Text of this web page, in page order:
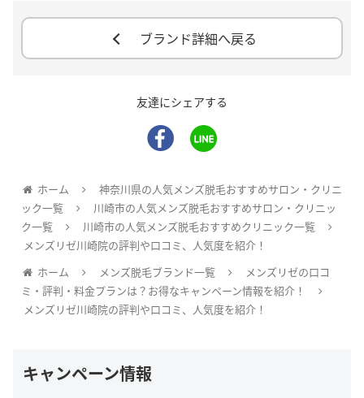
ブランド詳細へ戻る
友達にシェアする
ホーム
神奈川県の人気メンズ脱毛おすすめサロン・クリニ
ック一覧
川崎市の人気メンズ脱毛おすすめサロン・クリニッ
ク一覧
川崎市の人気メンズ脱毛おすすめクリニック一覧
メンズリゼ川崎院の評判や口コミ、人気度を紹介！
ホーム
メンズ脱毛ブランド一覧
メンズリゼの口コ
ミ・評判・料金プランは？お得なキャンペーン情報を紹介！
メンズリゼ川崎院の評判や口コミ、人気度を紹介！
キャンペーン情報